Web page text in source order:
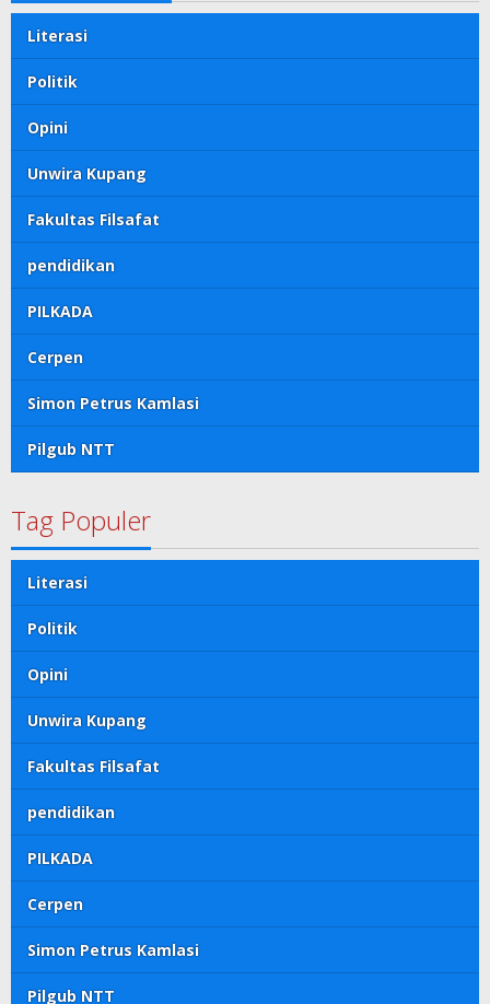
Literasi
Politik
Opini
Unwira Kupang
Fakultas Filsafat
pendidikan
PILKADA
Cerpen
Simon Petrus Kamlasi
Pilgub NTT
Tag Populer
Literasi
Politik
Opini
Unwira Kupang
Fakultas Filsafat
pendidikan
PILKADA
Cerpen
Simon Petrus Kamlasi
Pilgub NTT